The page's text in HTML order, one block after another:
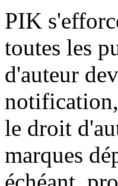
PIK
toutes les
d'auteur
le droit
marques